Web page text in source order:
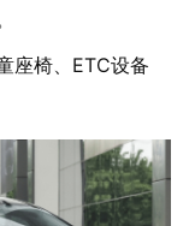
座椅、ETC设备